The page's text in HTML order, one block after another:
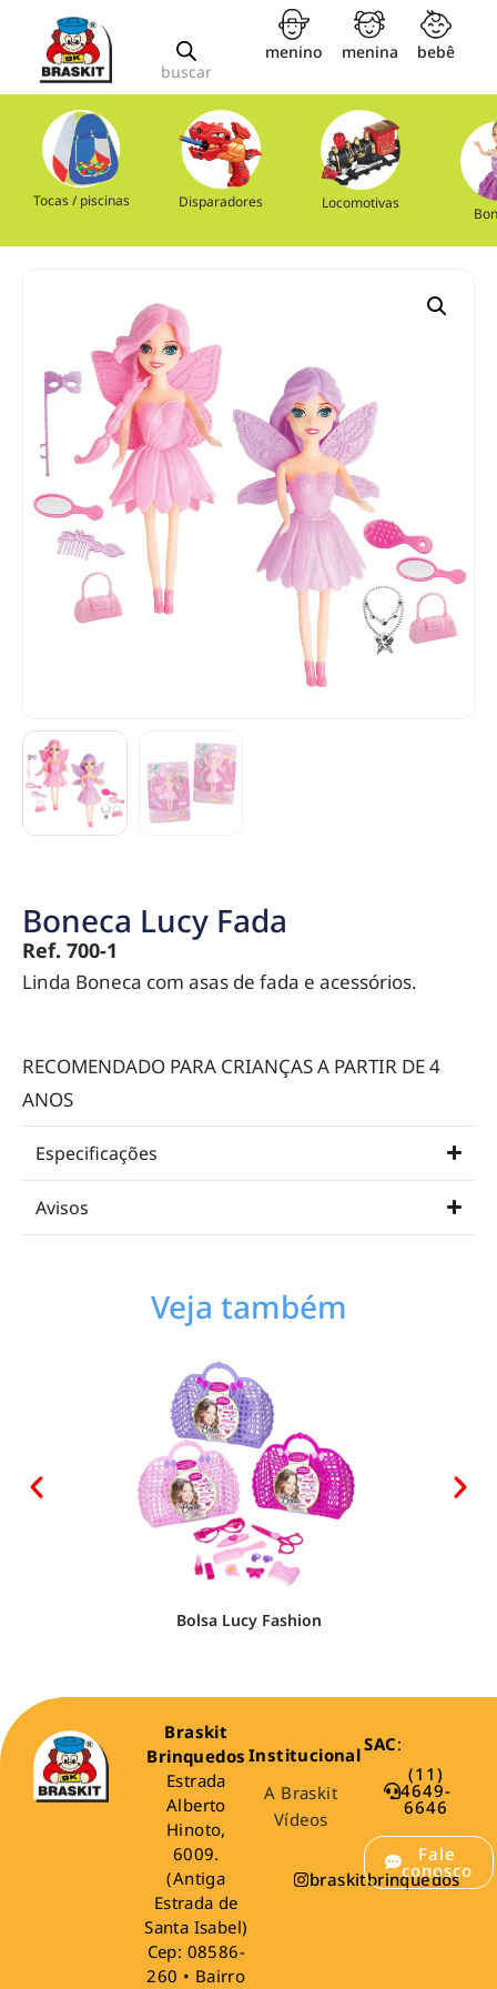
buscar
menino menina bebê
Tocas / piscinas Disparadores Locomotivas
Boneca Lucy Fada
Ref. 700-1
Linda Boneca com asas de fada e acessórios.
RECOMENDADO PARA CRIANÇAS A PARTIR DE 4
ANOS
Especificações
Avisos
Veja também
Bolsa Lucy Fashion
Braskit
Brinquedos
Estrada
Alberto
Hinoto,
6009.
(Antiga
Estrada de
Santa Isabel)
Cep: 08586-
260 • Bairro
Institucional
A Braskit
Vídeos
braskitbrinquedos
SAC:
(11)
4649-
6646
Fale
conosco